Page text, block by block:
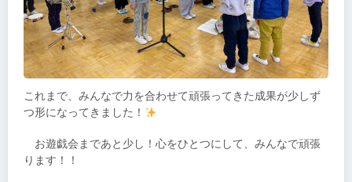
これまで、みんなで力を合わせて頑張ってきた成果が少しず
つ形になってきました！
お遊戯会まであと少し！心をひとつにして、みんなで頑張
ります！！